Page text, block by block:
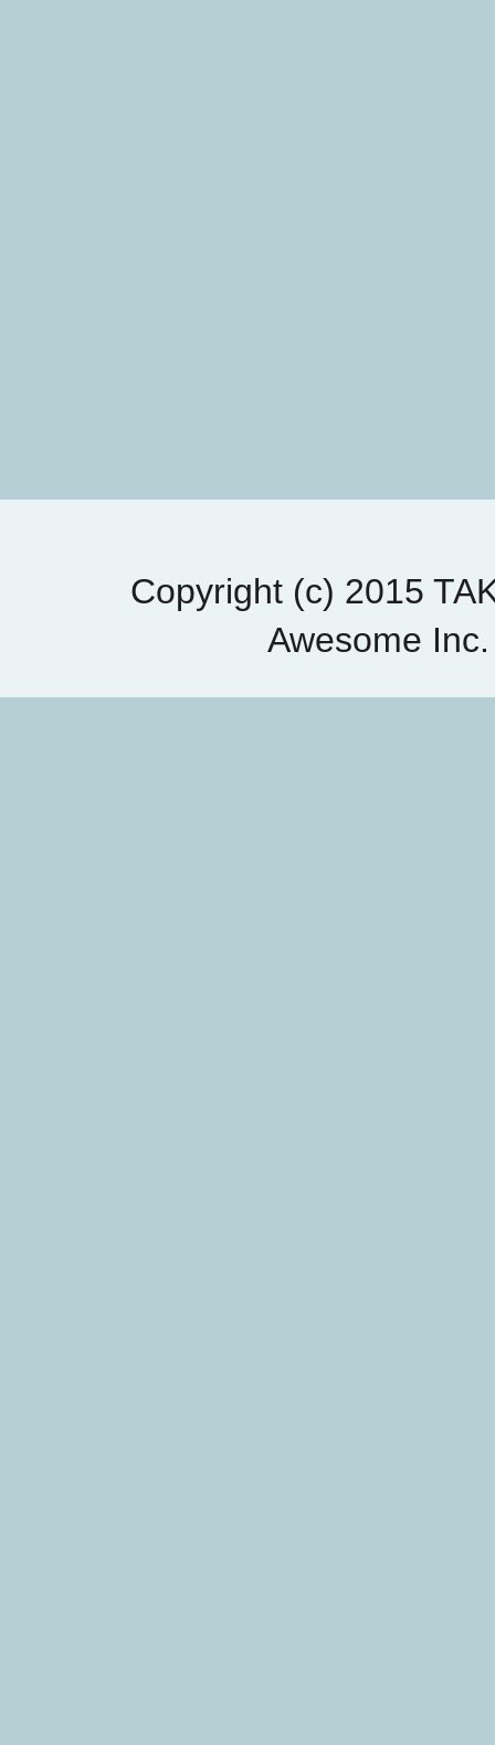
Copyright (c) 2015
Awesome